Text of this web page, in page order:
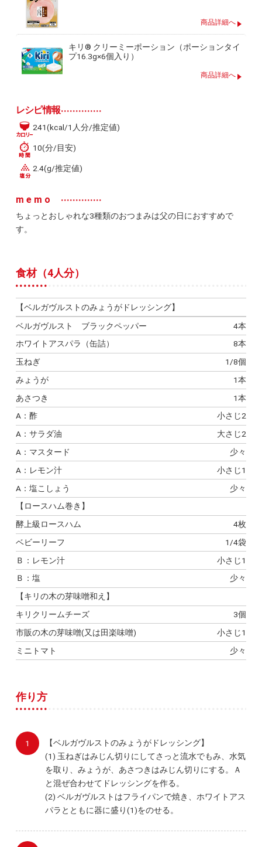
商品詳細へ
キリ® クリーミーポーション（ポーションタイ
プ16.3g×6個入り）
商品詳細へ
レシピ情報
241(kcal/1人分/推定値)
10(分/目安)
2.4(g/推定値)
memo
ちょっとおしゃれな3種類のおつまみは父の日におすすめで
す。
食材（4人分）
【ベルガヴルストのみょうがドレッシング】
ベルガヴルスト ブラックペッパー
4本
ホワイトアスパラ（缶詰）
8本
玉ねぎ
1/8個
みょうが
1本
あさつき
1本
A：酢
小さじ2
A：サラダ油
大さじ2
A：マスタード
少々
A：レモン汁
小さじ1
A：塩こしょう
少々
【ロースハム巻き】
酵上級ロースハム
4枚
ベビーリーフ
1/4袋
Ｂ：レモン汁
小さじ1
Ｂ：塩
少々
【キリの木の芽味噌和え】
キリクリームチーズ
3個
市販の木の芽味噌(又は田楽味噌)
小さじ1
ミニトマト
少々
作り方
【ベルガヴルストのみょうがドレッシング】
(1) 玉ねぎはみじん切りにしてさっと流水でもみ、水気
を取り、みょうが、あさつきはみじん切りにする。Ａ
と混ぜ合わせてドレッシングを作る。
(2) ベルガヴルストはフライパンで焼き、ホワイトアス
パラとともに器に盛り(1)をのせる。